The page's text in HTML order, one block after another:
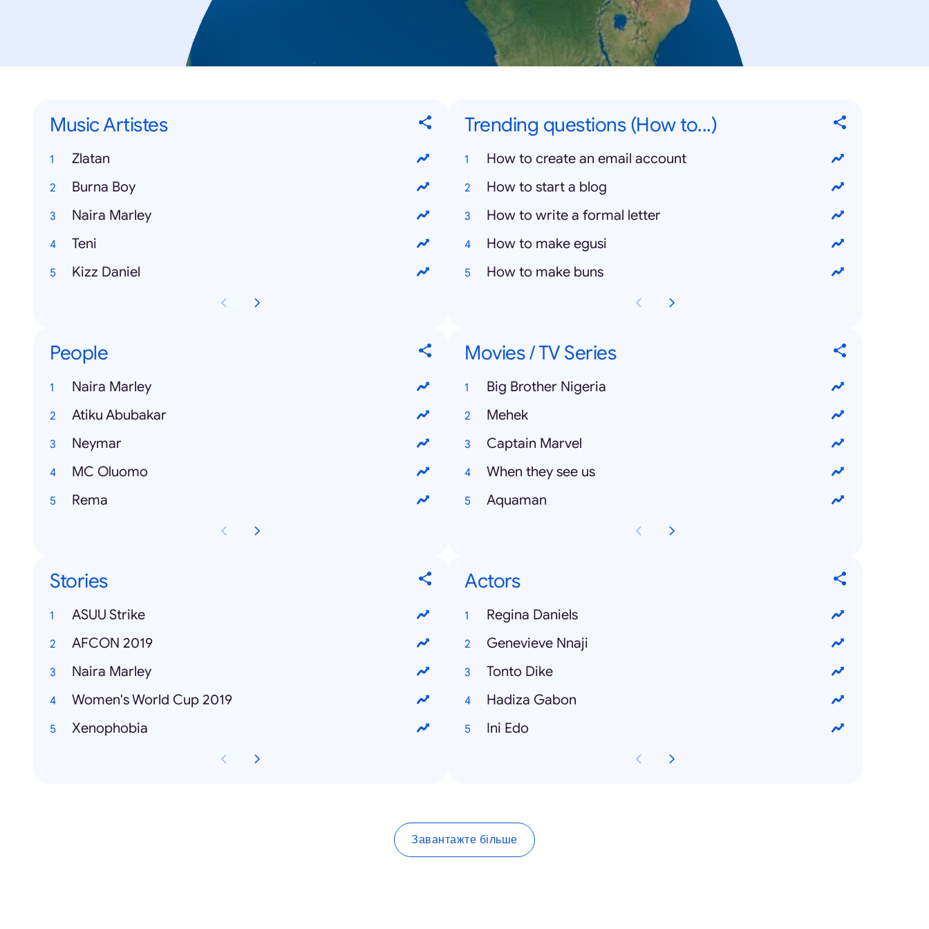
Music Artistes
Zlatan
Burna Boy
Naira Marley
Teni
Kizz Daniel
Trending questions (How to...)
How to create an email account
How to start a blog
How to write a formal letter
How to make egusi
How to make buns
People
Naira Marley
Atiku Abubakar
Neymar
MC Oluomo
Rema
Movies / TV Series
Big Brother Nigeria
Mehek
Captain Marvel
When they see us
Aquaman
Stories
ASUU Strike
AFCON 2019
Naira Marley
Women's World Cup 2019
Xenophobia
Actors
Regina Daniels
Genevieve Nnaji
Tonto Dike
Hadiza Gabon
Ini Edo
Завантажте більше